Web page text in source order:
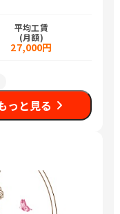
平均工賃
(月額)
27,000円
っと見る